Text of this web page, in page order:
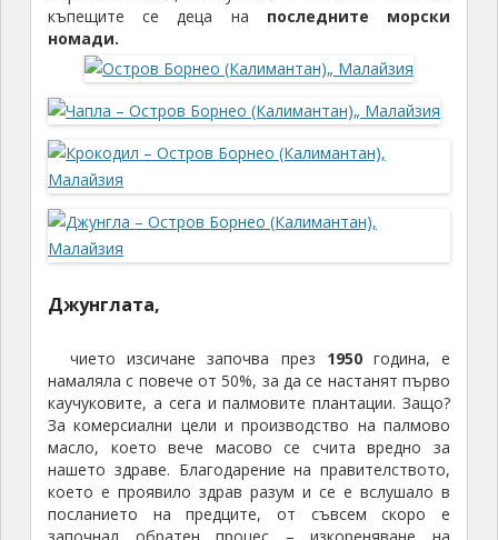
къпещите се деца на последните морски
номади.
Джунглата,
чието изсичане започва през 1950година, е
намаляла с повече от 50%, за да се настанят първо
каучуковите, а сега и палмовите плантации. Защо?
За комерсиални цели и производство на палмово
масло, което вече масово се счита вредно за
нашето здраве. Благодарение на правителството,
което е проявило здрав разум и се е вслушало в
посланието на предците, от съвсем скоро е